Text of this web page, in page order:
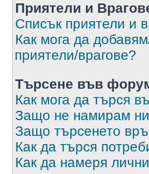
Приятели и
Списък приятели и
Как мога да
приятели/врагове?
Търсене във
Как мога да търся
Защо не намирам
Защо търсенето
Как да търся
Как да намеря